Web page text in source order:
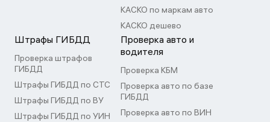
КАСКО по маркам авто
КАСКО дешево
Штрафы ГИБДД
Проверка штрафов
ГИБДД
Штрафы ГИБДД по СТС
Штрафы ГИБДД по ВУ
Штрафы ГИБДД по УИН
Проверка авто и
водителя
Проверка КБМ
Проверка авто по базе
ГИБДД
Проверка авто по ВИН